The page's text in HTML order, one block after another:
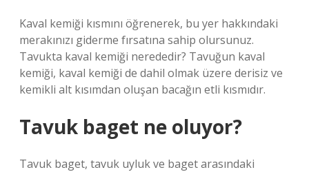
Kaval kemiği kısmını öğrenerek, bu yer hakkındaki
merakınızı giderme fırsatına sahip olursunuz.
Tavukta kaval kemiği nerededir? Tavuğun kaval
kemiği, kaval kemiği de dahil olmak üzere derisiz ve
kemikli alt kısımdan oluşan bacağın etli kısmıdır.
Tavuk baget ne oluyor?
Tavuk baget, tavuk uyluk ve baget arasındaki